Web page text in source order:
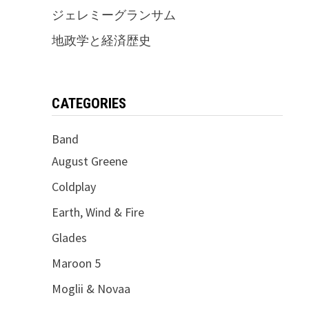
ジェレミーグランサム
地政学と経済歴史
CATEGORIES
Band
August Greene
Coldplay
Earth, Wind & Fire
Glades
Maroon 5
Moglii & Novaa